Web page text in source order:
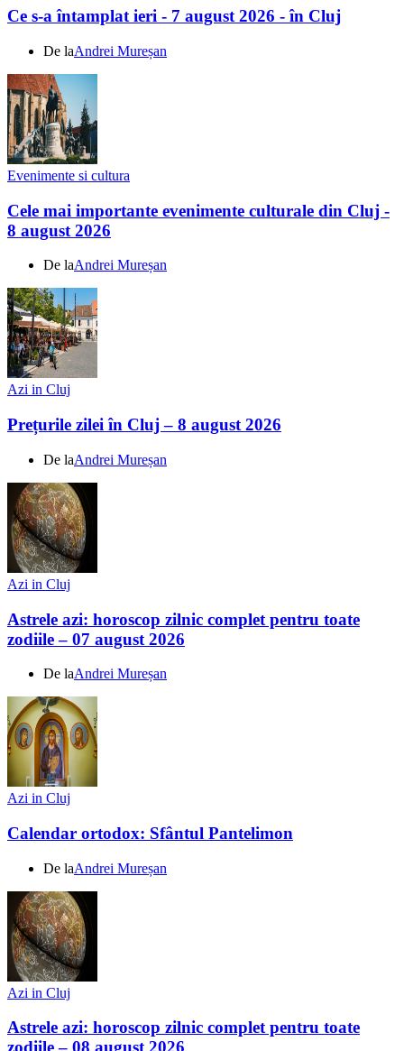
Ce s-a întamplat ieri - 7 august 2026 - în Cluj
De laAndrei Mureșan
Evenimente si cultura
Cele mai importante evenimente culturale din Cluj -
8 august 2026
De laAndrei Mureșan
Azi in Cluj
Prețurile zilei în Cluj – 8 august 2026
De laAndrei Mureșan
Azi in Cluj
Astrele azi: horoscop zilnic complet pentru toate
zodiile – 07 august 2026
De laAndrei Mureșan
Azi in Cluj
Calendar ortodox: Sfântul Pantelimon
De laAndrei Mureșan
Azi in Cluj
Astrele azi: horoscop zilnic complet pentru toate